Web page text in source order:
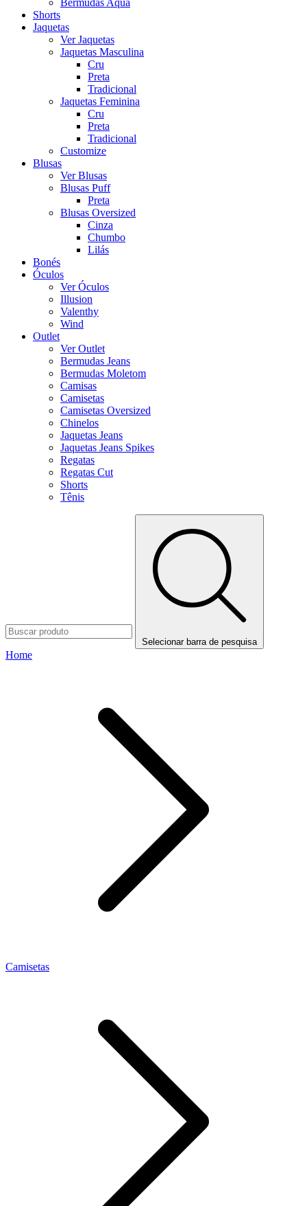
Bermudas Aqua
Shorts
Jaquetas
Ver Jaquetas
Jaquetas Masculina
Cru
Preta
Tradicional
Jaquetas Feminina
Cru
Preta
Tradicional
Customize
Blusas
Ver Blusas
Blusas Puff
Preta
Blusas Oversized
Cinza
Chumbo
Lilás
Bonés
Óculos
Ver Óculos
Illusion
Valenthy
Wind
Outlet
Ver Outlet
Bermudas Jeans
Bermudas Moletom
Camisas
Camisetas
Camisetas Oversized
Chinelos
Jaquetas Jeans
Jaquetas Jeans Spikes
Regatas
Regatas Cut
Shorts
Tênis
Selecionar barra de pesquisa
Home
Camisetas